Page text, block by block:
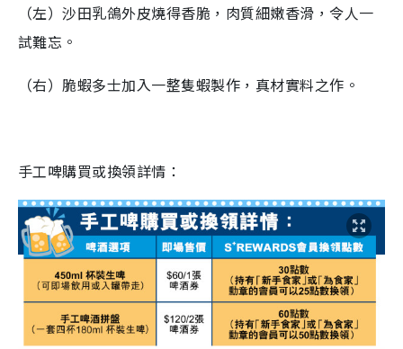
（左）沙田乳鴿外皮燒得香脆，肉質細嫩香滑，令人一
試難忘。
（右）脆蝦多士加入一整隻蝦製作，真材實料之作。
手工啤購買或換領詳情：